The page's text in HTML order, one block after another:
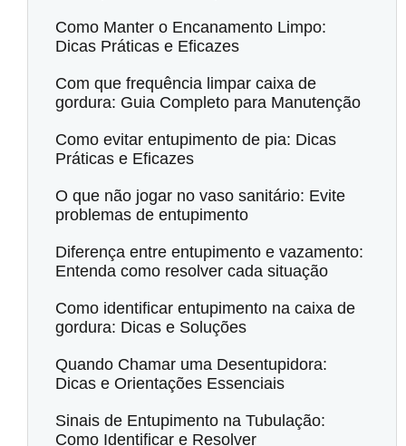
Como Manter o Encanamento Limpo:
Dicas Práticas e Eficazes
Com que frequência limpar caixa de
gordura: Guia Completo para Manutenção
Como evitar entupimento de pia: Dicas
Práticas e Eficazes
O que não jogar no vaso sanitário: Evite
problemas de entupimento
Diferença entre entupimento e vazamento:
Entenda como resolver cada situação
Como identificar entupimento na caixa de
gordura: Dicas e Soluções
Quando Chamar uma Desentupidora:
Dicas e Orientações Essenciais
Sinais de Entupimento na Tubulação:
Como Identificar e Resolver